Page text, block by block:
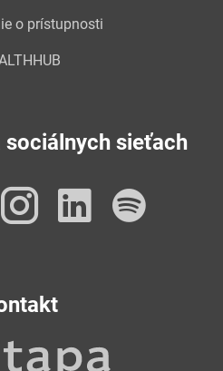
o prístupnosti
sociálnych sieťach
Instagram